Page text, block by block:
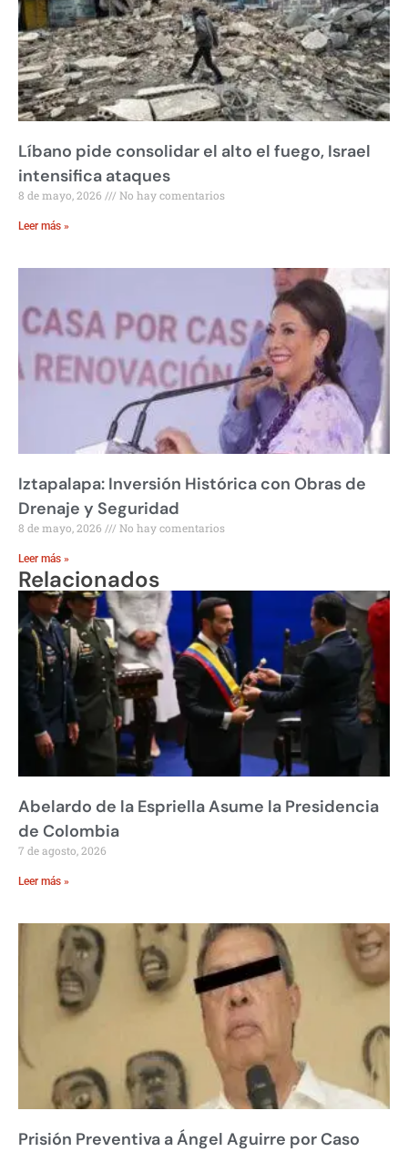
Líbano pide consolidar el alto el fuego, Israel
intensifica ataques
8 de mayo, 2026 No hay comentarios
Leer más »
Iztapalapa: Inversión Histórica con Obras de
Drenaje y Seguridad
8 de mayo, 2026 No hay comentarios
Leer más »
Relacionados
Abelardo de la Espriella Asume la Presidencia
de Colombia
7 de agosto, 2026
Leer más »
Prisión Preventiva a Ángel Aguirre por Caso